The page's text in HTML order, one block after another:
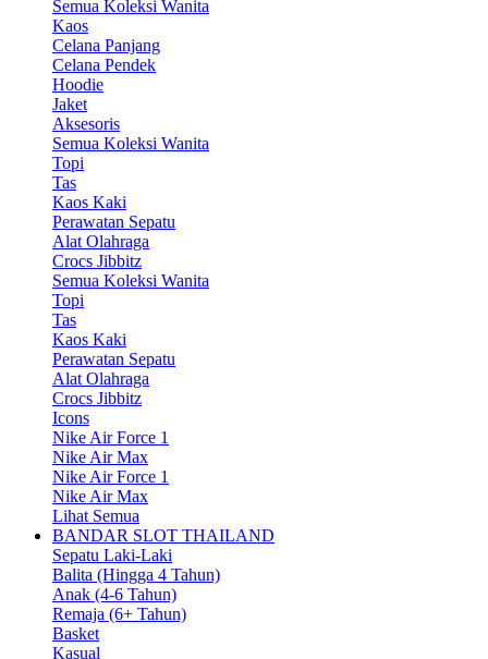
Semua Koleksi Wanita
Kaos
Celana Panjang
Celana Pendek
Hoodie
Jaket
Aksesoris
Semua Koleksi Wanita
Topi
Tas
Kaos Kaki
Perawatan Sepatu
Alat Olahraga
Crocs Jibbitz
Semua Koleksi Wanita
Topi
Tas
Kaos Kaki
Perawatan Sepatu
Alat Olahraga
Crocs Jibbitz
Icons
Nike Air Force 1
Nike Air Max
Nike Air Force 1
Nike Air Max
Lihat Semua
BANDAR SLOT THAILAND
Sepatu Laki-Laki
Balita (Hingga 4 Tahun)
Anak (4-6 Tahun)
Remaja (6+ Tahun)
Basket
Kasual